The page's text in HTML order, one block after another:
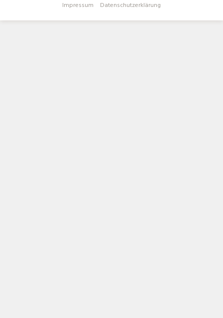
Impressum
Datenschutzerklärung